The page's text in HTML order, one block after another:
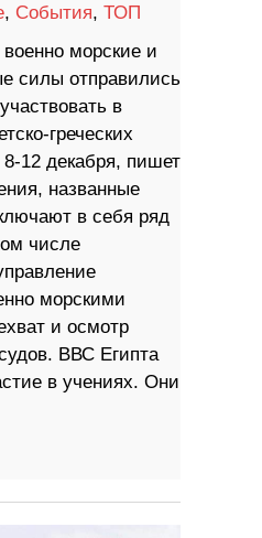
, События, ТОП
морские и
силы отправились
в
греческих
12 декабря, пишет
названные
в себя ряд
числе
морскими
и осмотр
ВВС Египта
в учениях. Они